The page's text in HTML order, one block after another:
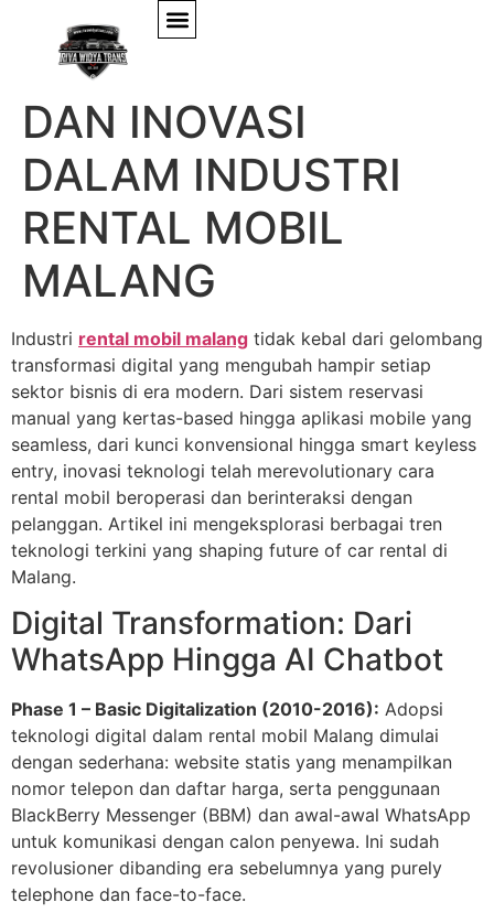
TREN TEKNOLOGI
DAN INOVASI
DALAM INDUSTRI
RENTAL MOBIL
MALANG
Industri rental mobil malang tidak kebal dari gelombang
transformasi digital yang mengubah hampir setiap
sektor bisnis di era modern. Dari sistem reservasi
manual yang kertas-based hingga aplikasi mobile yang
seamless, dari kunci konvensional hingga smart keyless
entry, inovasi teknologi telah merevolutionary cara
rental mobil beroperasi dan berinteraksi dengan
pelanggan. Artikel ini mengeksplorasi berbagai tren
teknologi terkini yang shaping future of car rental di
Malang.
Digital Transformation: Dari
WhatsApp Hingga AI Chatbot
Phase 1 – Basic Digitalization (2010-2016): Adopsi
teknologi digital dalam rental mobil Malang dimulai
dengan sederhana: website statis yang menampilkan
nomor telepon dan daftar harga, serta penggunaan
BlackBerry Messenger (BBM) dan awal-awal WhatsApp
untuk komunikasi dengan calon penyewa. Ini sudah
revolusioner dibanding era sebelumnya yang purely
telephone dan face-to-face.